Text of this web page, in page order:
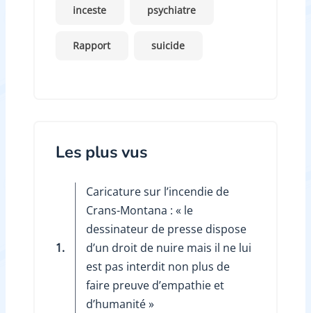
inceste psychiatre
Rapport suicide
Les plus vus
1.
Caricature sur l’incendie de
Crans-Montana : « le
dessinateur de presse dispose
d’un droit de nuire mais il ne lui
est pas interdit non plus de
faire preuve d’empathie et
d’humanité »